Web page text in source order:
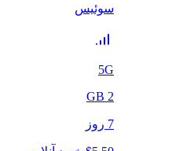
سوئیس
5G
2
7 روز